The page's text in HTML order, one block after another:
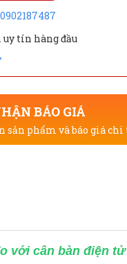
0902187487
tín hàng đầu
BÁO GIÁ
sản phẩm và báo giá
với cân bàn điện tử